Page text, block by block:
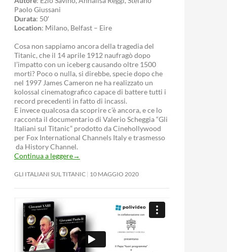
Paolo Giussani
Durata: 50′
Location: Milano, Belfast – Eire
Cosa non sappiamo ancora della tragedia del
Titanic, che il 14 aprile 1912 naufragò dopo
l’impatto con un iceberg causando oltre 1500
morti? Poco o nulla, si direbbe, specie dopo che
nel 1997 James Cameron ne ha realizzato un
kolossal cinematografico capace di battere tutti i
record precedenti in fatto di incassi.
E invece qualcosa da scoprire c’è ancora, e ce lo
racconta il documentario di Valerio Scheggia “Gli
Italiani sul Titanic” prodotto da Cinehollywood
per Fox International Channels Italy e trasmesso
da History Channel.
Continua a leggere→
GLI ITALIANI SUL TITANIC 10 MAGGIO 2020